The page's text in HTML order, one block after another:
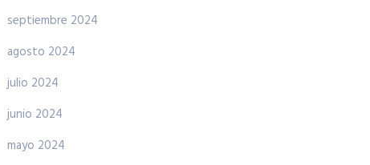
septiembre 2024
agosto 2024
julio 2024
junio 2024
mayo 2024